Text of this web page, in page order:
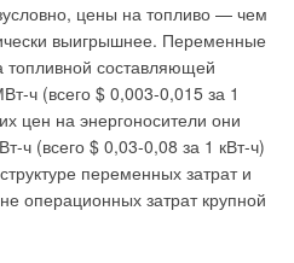
цены на топливо — чем
выигрышнее. Переменные
топливной составляющей
ч (всего $ 0,003-0,015 за 1
цен на энергоносители они
ч (всего $ 0,03-0,08 за 1 кВт-ч)
переменных затрат и
операционных затрат крупной